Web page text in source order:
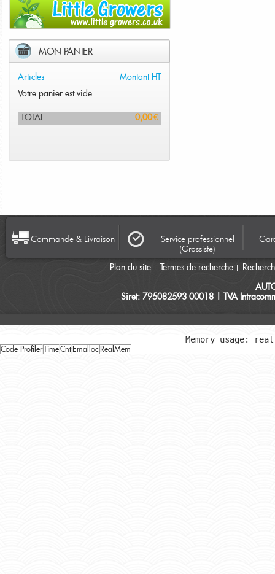
MON PANIER
Articles
Montant HT
Votre panier est vide.
TOTAL 0,00 €
Commande & Livraison
Service professionnel
(Grossiste)
Plan du site Termes de recherche
Siret: 795082593 00018 | TVA
Memory usage:
Code Profiler TimeCnt Emalloc RealMem